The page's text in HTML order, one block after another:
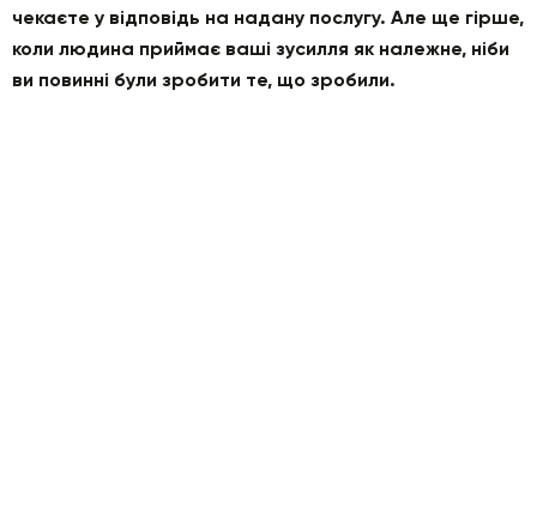
чекаєте у відповідь на надану послугу. Але ще гірше,
коли людина приймає ваші зусилля як належне, ніби
ви повинні були зробити те, що зробили.